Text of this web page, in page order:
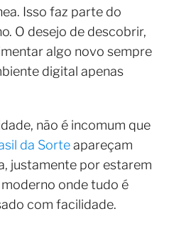
Isso faz parte do
O desejo de descobrir,
algo novo sempre
digital apenas
não é incomum que
da Sorteapareçam
justamente por estarem
onde tudo é
com facilidade.